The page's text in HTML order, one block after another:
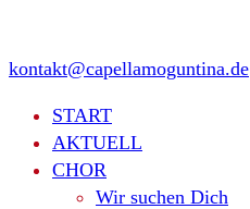
kontakt@capellamoguntina.de
START
AKTUELL
CHOR
Wir suchen Dich